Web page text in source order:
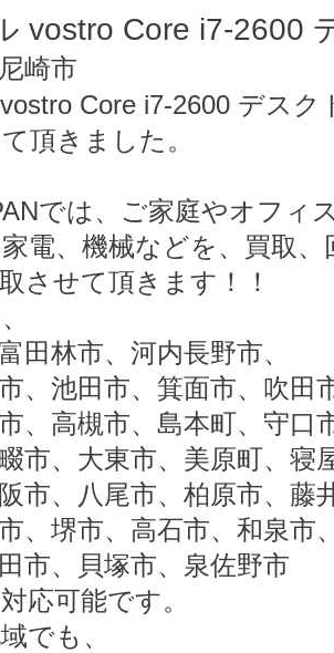
vostro Core i7-2600
崎市
Core i7-2600 デスク
頂きました。
では、ご家庭やオフィ
電、機械などを、買取
させて頂きます！！
田林市、河内長野市、
、池田市、箕面市、吹田
、高槻市、島本町、守口
市、大東市、美原町、寝
市、八尾市、柏原市、藤
、堺市、高石市、和泉市
市、貝塚市、泉佐野市
応可能です。
でも、